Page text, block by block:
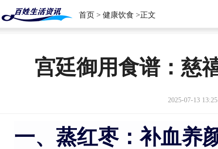
首页 > 健康饮食 >正文
宫廷御用食谱：慈
2025-07-13
一、蒸红枣：补血养